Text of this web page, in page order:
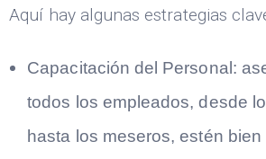
Aquí hay algunas estrategias
Capacitación del Personal:
todos los empleados, desde
hasta los meseros, estén